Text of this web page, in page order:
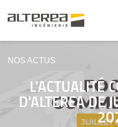
NOS ACTUS
L'ACTUALITÉ
D'ALTEREA DE